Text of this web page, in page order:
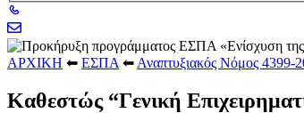
ΑΡΧΙΚΗ ⬅ ΕΣΠΑ ⬅ Αναπτυξιακός Νόμος 4399-
Καθεστώς “Γενική